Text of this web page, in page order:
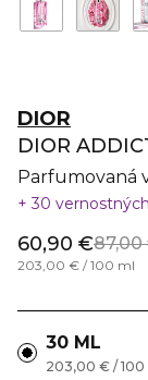
DIOR
DIOR
Parfumovaná
30
60,90 €87,00
203,00 € / 100 ml
30 ML
203,00 € / 100